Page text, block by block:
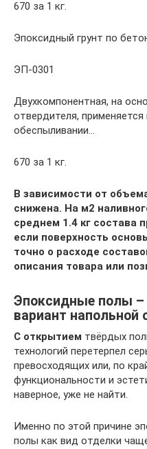
670 за 1 кг.
Эпоксидный грунт по
ЭП-0301
Двухкомпонентная, на
отвердителя,
обеспыливании…
670 за 1 кг.
В зависимости от
снижена. На м2
среднем 1.4 кг состава
если поверхность
точно о расходе
описания товара или
Эпоксидные полы
вариант напольной
С открытием твёрдых
технологий перетерпел
превосходящих или, по
функциональности и
наверное, уже не найти.
Именно по этой причине
полы как вид отделки